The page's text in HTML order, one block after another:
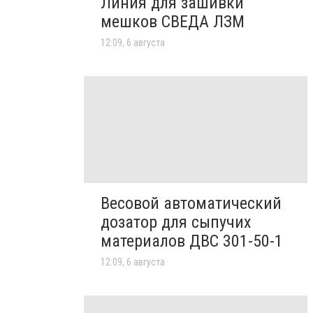
мешков СВЕДА ЛЗМ
12:09, 6 августа
Весовой автоматический
дозатор для сыпучих
материалов ДВС 301-50-1
12:09, 6 августа